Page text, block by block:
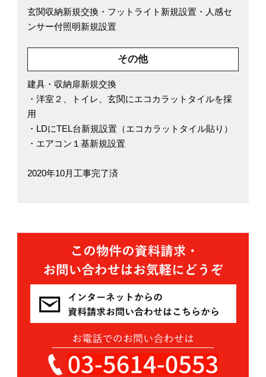
玄関収納新規交換・フットライト新規設置・人感セ
ンサー付照明新規設置
その他
建具・収納扉新規交換
・洋室２、トイレ、玄関にエコカラットタイルを採
用
・LDにTEL台新規設置（エコカラットタイル貼り）
・エアコン１基新規設置
2020年10月工事完了済